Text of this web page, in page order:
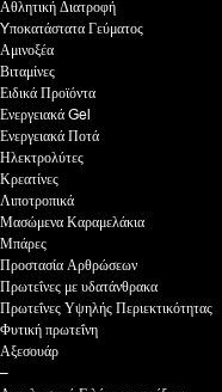
Αθλητική Διατροφή
Yποκατάστατα Γεύματος
Αμινοξέα
Βιταμίνες
Ειδικά Προϊόντα
Ενεργειακά Gel
Ενεργειακά Ποτά
Ηλεκτρολύτες
Κρεατίνες
Λιποτροπικά
Μασώμενα Καραμελάκια
Μπάρες
Προστασία Αρθρώσεων
Πρωτεΐνες με υδατάνθρακα
Πρωτεΐνες Υψηλής Περιεκτικότητας
Φυτική πρωτεΐνη
Αξεσουάρ
–